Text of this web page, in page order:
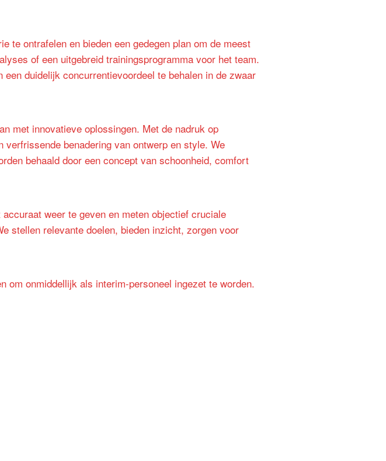
te ontrafelen en bieden een gedegen plan om de meest
of een uitgebreid trainingsprogramma voor het team.
duidelijk concurrentievoordeel te behalen in de zwaar
met innovatieve oplossingen. Met de nadruk op
benadering van ontwerp en style. We
behaald door een concept van schoonheid, comfort
weer te geven en meten objectief cruciale
stellen relevante doelen, bieden inzicht, zorgen voor
om onmiddellijk als interim-personeel ingezet te worden.